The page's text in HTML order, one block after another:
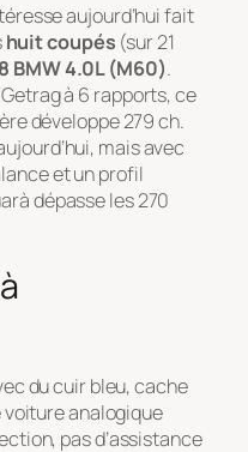
aujourd’hui fait
huit coupés (sur 21
BMW 4.0L (M60).
à 6 rapports, ce
développe 279 ch.
mais avec
et un profil
dépasse les 270
du cuir bleu, cache
voiture analogique
pas d’assistance